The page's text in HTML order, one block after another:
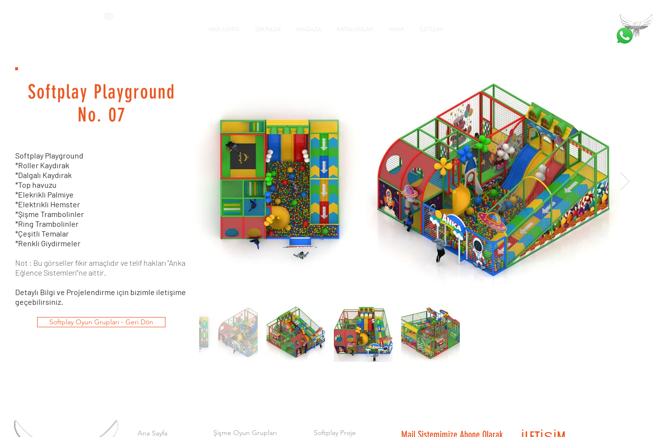
ANA SAYFA ÜRÜNLER MAĞAZA KATALOGLAR ANKA İLETİŞİM
Softplay Playground
No. 07
Softplay Playground
*Roller Kaydırak
*Dalgalı Kaydırak
*Top havuzu
*Elekrikli Palmiye
*Elektrikli Hemster
*Şişme Trambolinler
*Ring Trambolinler
*Çeşitli Temalar
*Renkli Giydirmeler
Not : Bu görseller fikir amaçlıdır ve telif hakları "Anka
Eğlence Sistemleri"ne aittir.
Detaylı Bilgi ve Projelendirme için bizimle iletişime
geçebilirsiniz.
Softplay Oyun Grupları - Geri Dön
Ana Sayfa Şişme Oyun Grupları Softplay Proje Mail Sistemimize Abone Olarak